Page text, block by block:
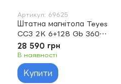
Артикул: 69625
Штатна магнітола Teyes
CC3 2K 6+128 Gb 360°
Honda Accord 9 CR 2012-
2018 10"
28 590 грн
В наявності
Купити